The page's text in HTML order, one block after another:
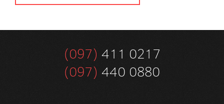
(097) 411 0217
(097) 440 0880